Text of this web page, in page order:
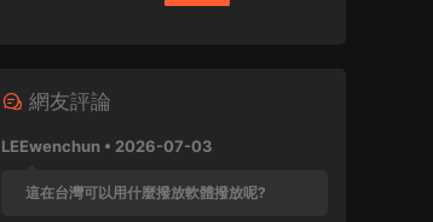
網友評論
LEEwenchun • 2026-07-03
這在台灣可以用什麼撥放軟體撥放呢?